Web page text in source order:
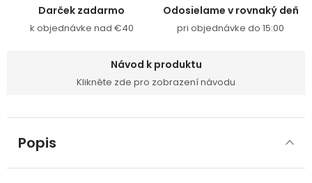
Darček zadarmo
k objednávke nad €40
Odosielame v rovnaký deň
pri objednávke do 15:00
Návod k produktu
Klikněte zde pro zobrazení návodu
Popis